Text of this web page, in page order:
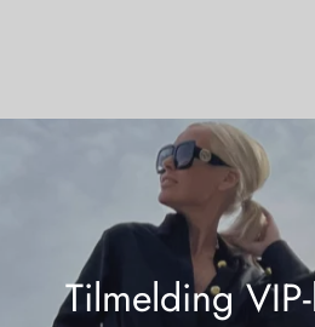
Tilmelding